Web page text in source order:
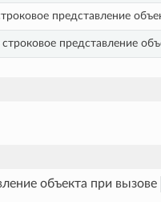
представление
представление
объекта при вызове